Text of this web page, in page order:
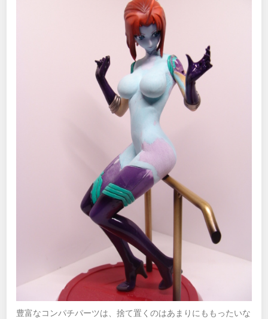
豊富なコンパチパーツは、捨て置くのはあまりにももったいな